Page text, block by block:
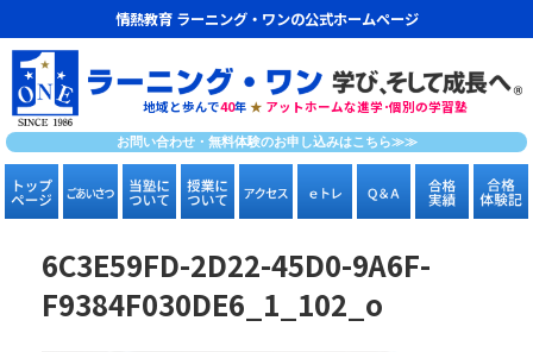
情熱教育 ラーニング・ワンの公式ホームページ
地域と歩んで40年 ★ アットホームな進学･個別の学習塾
お問い合わせ・無料体験のお申し込みはこちら≫≫
6C3E59FD-2D22-45D0-9A6F-
F9384F030DE6_1_102_o